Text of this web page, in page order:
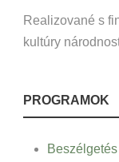
Realizované s
kultúry
PROGRAMOK
Beszélgetés